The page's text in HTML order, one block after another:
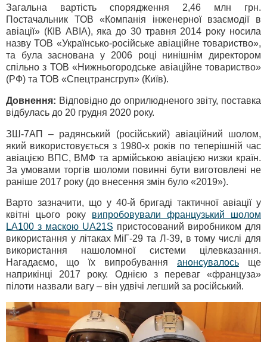
Загальна вартість спорядження 2,46 млн грн.
Постачальник ТОВ «Компанія інженерної взаємодії в
авіації» (КІВ АВІА), яка до 30 травня 2014 року носила
назву ТОВ «Українсько-російське авіаційне товариство»,
та була заснована у 2006 році нинішнім директором
спільно з ТОВ «Нижньогородське авіаційне товариство»
(РФ) та ТОВ «Спецтрансгруп» (Київ).
Довнення: Відповідно до оприлюдненого звіту, поставка
відбулась до 20 грудня 2020 року.
ЗШ-7АП – радянський (російський) авіаційний шолом,
який використовується з 1980-х років по теперішній час
авіацією ВПС, ВМФ та армійською авіацією низки країн.
За умовами торгів шоломи повинні бути виготовлені не
раніше 2017 року (до внесення змін було «2019»).
Варто зазначити, що у 40-й бригаді тактичної авіації у
квітні цього року випробовували французький шолом
LA100 з маскою UA21S пристосований виробником для
використання у літаках МіГ-29 та Л-39, в тому числі для
використання нашоломної системи цілевказання.
Нагадаємо, що їх випробування анонсувалось ще
наприкінці 2017 року. Однією з переваг «француза»
пілоти назвали вагу – він удвічі легший за російський.